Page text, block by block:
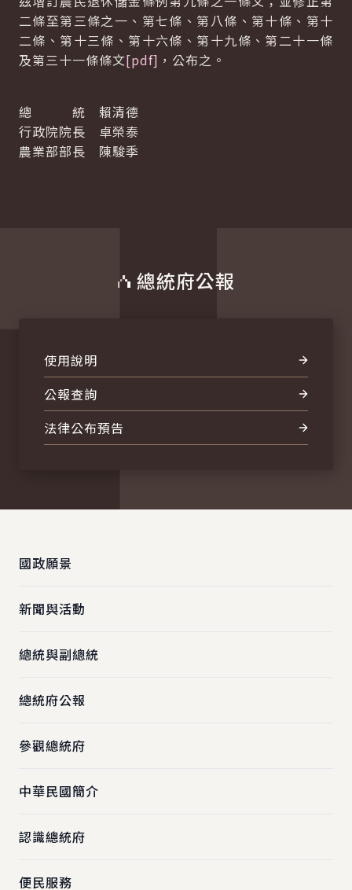
二條至第三條之一、第七條、第八條、第十條、第十
二條、第十三條、第十六條、第十九條、第二十一條
及第三十一條條文[pdf] ，公布之。
總 統 賴清德
行政院院長 卓榮泰
農業部部長 陳駿季
總統府公報
使用說明
公報查詢
法律公布預告
國政願景
新聞與活動
總統與副總統
總統府公報
參觀總統府
中華民國簡介
認識總統府
便民服務